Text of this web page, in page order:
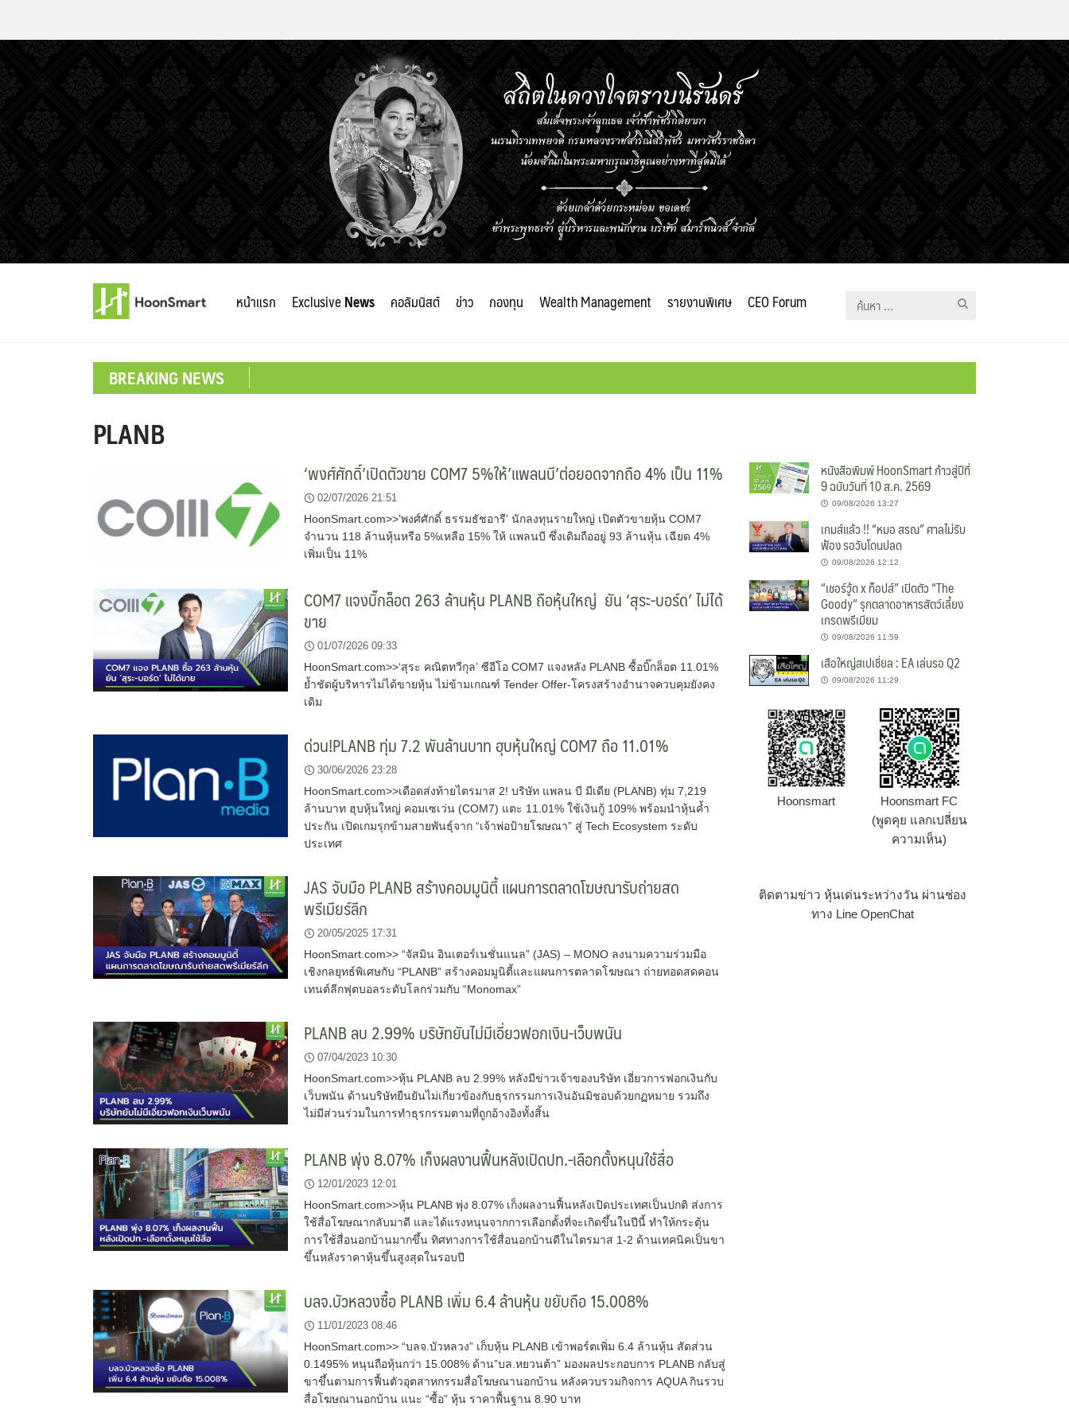
หน้าแรก ExclusiveNews คอลัมนิสต์ ข่าว กองทุน Wealth Management รายงานพิเศษ CEO Forum
ค้นหา
BREAKING NEWS
PLANB
‘พงศ์ศักดิ์’เปิดตัวขาย COM7 5%ให้’แพลนบี’ต่อยอดจากถือ 4% เป็น 11%
02/07/2026 21:51
HoonSmart.com>>’พงศ์ศักดิ์ ธรรมธัชอารี’ นักลงทุนรายใหญ่ เปิดตัวขายหุ้น COM7
จำนวน 118 ล้านหุ้นหรือ 5%เหลือ 15% ให้ แพลนบี ซึ่งเดิมถืออยู่ 93 ล้านหุ้น เฉียด 4%
เพิ่มเป็น 11%
COM7 แจงบิ๊กล็อต 263 ล้านหุ้น PLANB ถือหุ้นใหญ่ ยัน ‘สุระ-บอร์ด’ ไม่ได้
ขาย
01/07/2026 09:33
HoonSmart.com>>‘สุระ คณิตทวีกุล’ ซีอีโอ COM7 แจงหลัง PLANB ซื้อบิ๊กล็อต 11.01%
ย้ำชัดผู้บริหารไม่ได้ขายหุ้น ไม่ข้ามเกณฑ์ Tender Offer-โครงสร้างอำนาจควบคุมยังคง
เดิม
ด่วน!PLANB ทุ่ม 7.2 พันล้านบาท ฮุบหุ้นใหญ่ COM7 ถือ 11.01%
30/06/2026 23:28
HoonSmart.com>>เดือดส่งท้ายไตรมาส 2! บริษัท แพลน บี มีเดีย (PLANB) ทุ่ม 7,219
ล้านบาท ฮุบหุ้นใหญ่ คอมเซเว่น (COM7) แตะ 11.01% ใช้เงินกู้ 109% พร้อมนำหุ้นค้ำ
ประกัน เปิดเกมรุกข้ามสายพันธุ์จาก “เจ้าพ่อป้ายโฆษณา” สู่ Tech Ecosystem ระดับ
ประเทศ
JAS จับมือ PLANB สร้างคอมมูนิตี้ แผนการตลาดโฆษณารับถ่ายสด
พรีเมียร์ลีก
20/05/2025 17:31
HoonSmart.com>> “จัสมิน อินเตอร์เนชั่นแนล” (JAS) – MONO ลงนามความร่วมมือ
เชิงกลยุทธ์พิเศษกับ “PLANB” สร้างคอมมูนิตี้และแผนการตลาดโฆษณา ถ่ายทอดสดคอน
เทนต์ลีกฟุตบอลระดับโลกร่วมกับ “Monomax”
PLANB ลบ 2.99% บริษัทยันไม่มีเอี่ยวฟอกเงิน-เว็บพนัน
07/04/2023 10:30
HoonSmart.com>>หุ้น PLANB ลบ 2.99% หลังมีข่าวเจ้าของบริษัท เอี่ยวการฟอกเงินกับ
เว็บพนัน ด้านบริษัทยืนยันไม่เกี่ยวข้องกับธุรกรรมการเงินอันมิชอบด้วยกฏหมาย รวมถึง
ไม่มีส่วนร่วมในการทำธุรกรรมตามที่ถูกอ้างอิงทั้งสิ้น
PLANB พุ่ง 8.07% เก็งผลงานฟื้นหลังเปิดปท.-เลือกตั้งหนุนใช้สื่อ
12/01/2023 12:01
HoonSmart.com>>หุ้น PLANB พุ่ง 8.07% เก็งผลงานฟื้นหลังเปิดประเทศเป็นปกติ ส่งการ
ใช้สื่อโฆษณากลับมาดี และได้แรงหนุนจากการเลือกตั้งที่จะเกิดขึ้นในปีนี้ ทำให้กระตุ้น
การใช้สื่อนอกบ้านมากขึ้น ทิศทางการใช้สื่อนอกบ้านดีในไตรมาส 1-2 ด้านเทคนิคเป็นขา
ขึ้นหลังราคาหุ้นขึ้นสูงสุดในรอบปี
บลจ.บัวหลวงซื้อ PLANB เพิ่ม 6.4 ล้านหุ้น ขยับถือ 15.008%
11/01/2023 08:46
HoonSmart.com>> “บลจ.บัวหลวง” เก็บหุ้น PLANB เข้าพอร์ตเพิ่ม 6.4 ล้านหุ้น สัดส่วน
0.1495% หนุนถือหุ้นกว่า 15.008% ด้าน”บล.หยวนต้า” มองผลประกอบการ PLANB กลับสู่
ขาขึ้นตามการฟื้นตัวอุตสาหกรรมสื่อโฆษณานอกบ้าน หลังควบรวมกิจการ AQUA กินรวบ
สื่อโฆษณานอกบ้าน แนะ “ซื้อ” หุ้น ราคาพื้นฐาน 8.90 บาท
หนังสือพิมพ์ HoonSmart ก้าวสู่ปีที่
9 ฉบับวันที่ 10 ส.ค. 2569
09/08/2026 13:27
เกมส์แล้ว !! “หมอ สรณ” ศาลไม่รับ
ฟ้อง รอวันโดนปลด
09/08/2026 12:12
“เชอร์วู้ด x ท็อปส์” เปิดตัว “The
Goody” รุกตลาดอาหารสัตว์เลี้ยง
เกรดพรีเมียม
09/08/2026 11:59
เสือใหญ่สเปเชี่ยล : EA เล่นรอ Q2
09/08/2026 11:29
Hoonsmart
Hoonsmart FC
(พูดคุย แลกเปลี่ยน
ความเห็น)
ติดตามข่าว หุ้นเด่นระหว่างวัน ผ่านช่อง
ทาง Line OpenChat